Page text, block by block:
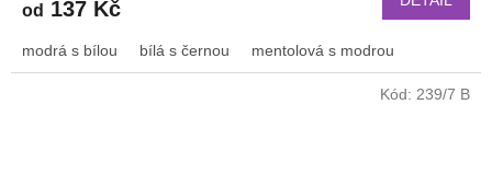
od 137 Kč
modrá s bílou bílá s černou mentolová s modrou
Kód: 239/7 B